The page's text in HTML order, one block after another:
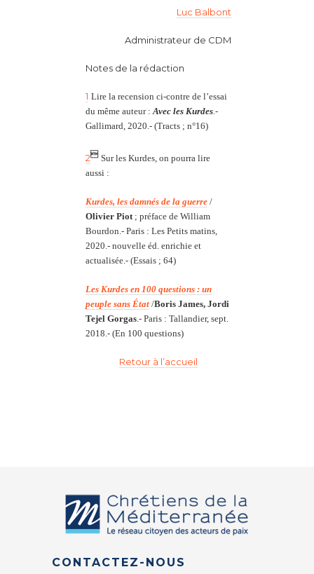
Luc Balbont
Administrateur de CDM
Notes de la rédaction
1 Lire la recension ci-contre de l’essai
du même auteur :Avec les Kurdes.-
Gallimard, 2020.- (Tracts ; n°16)
2 Sur les Kurdes, on pourra lire
aussi :
Kurdes, les damnés de la guerre /
Olivier Piot ; préface de William
Bourdon.-Paris : Les Petits matins,
2020.- nouvelle éd. enrichie et
actualisée.- (Essais ; 64)
Les Kurdes en 100 questions : un
peuple sans État /Boris James, Jordi
Tejel Gorgas .-Paris : Tallandier, sept.
2018.- (En 100 questions)
Retour à l’accueil
CONTACTEZ-NOUS